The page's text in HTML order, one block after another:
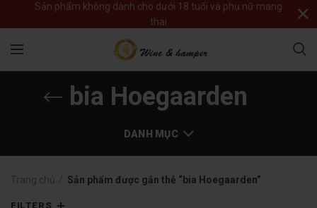
bia Hoegaarden
DANH MỤC
Sản phẩm được gắn thẻ “bia Hoegaarden”
FILTERS
Sản phẩm không dành cho dưới 18 tuổi và phụ nữ mang
thai